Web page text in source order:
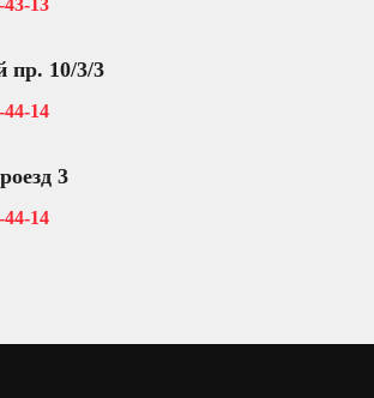
43-13
пр. 10/3/3
44-14
3
44-14